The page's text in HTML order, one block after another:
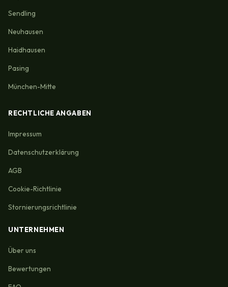
Sendling
Neuhausen
Haidhausen
Pasing
München-Mitte
RECHTLICHE ANGABEN
Impressum
Datenschutzerklärung
AGB
Cookie-Richtlinie
Stornierungsrichtlinie
UNTERNEHMEN
Über uns
Bewertungen